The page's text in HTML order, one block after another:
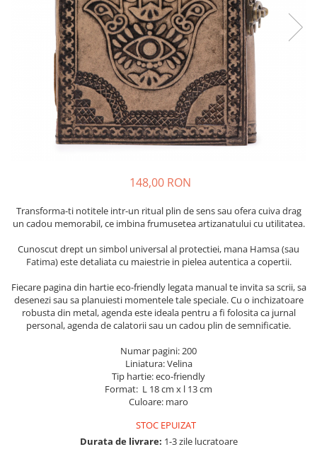
148,00 RON
Transforma-ti notitele intr-un ritual plin de sens sau ofera cuiva drag
un cadou memorabil, ce imbina frumusetea artizanatului cu utilitatea.
Cunoscut drept un simbol universal al protectiei, mana Hamsa (sau
Fatima) este detaliata cu maiestrie in pielea autentica a copertii.
Fiecare pagina din hartie eco-friendly legata manual te invita sa scrii, sa
desenezi sau sa planuiesti momentele tale speciale. Cu o inchizatoare
robusta din metal, agenda este ideala pentru a fi folosita ca jurnal
personal, agenda de calatorii sau un cadou plin de semnificatie.
Numar pagini: 200
Liniatura: Velina
Tip hartie: eco-friendly
Format: L 18 cm x l 13 cm
Culoare: maro
STOC EPUIZAT
Durata de livrare: 1-3 zile lucratoare